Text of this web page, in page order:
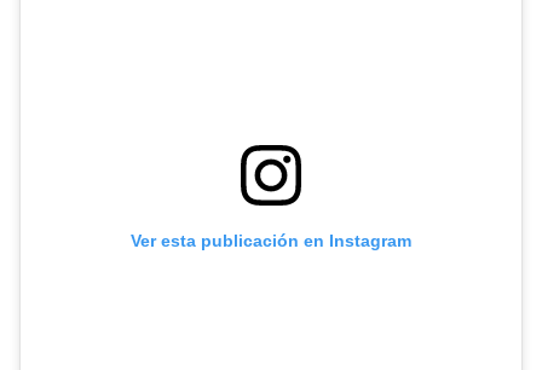
Ver esta publicación en Instagram